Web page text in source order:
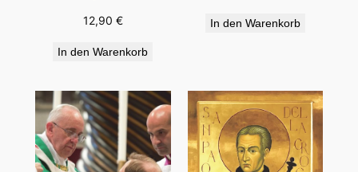
12,90 €
In den Warenkorb
In den Warenkorb